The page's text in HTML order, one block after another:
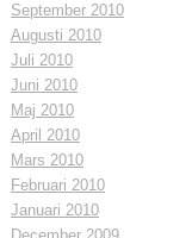
September 2010
Augusti 2010
Juli 2010
Juni 2010
Maj 2010
April 2010
Mars 2010
Februari 2010
Januari 2010